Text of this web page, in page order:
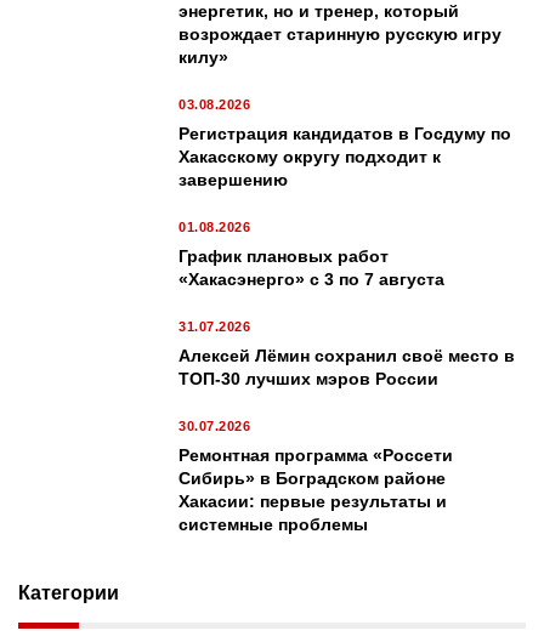
энергетик, но и тренер, который
возрождает старинную русскую игру
килу»
03.08.2026
Регистрация кандидатов в Госдуму по
Хакасскому округу подходит к
завершению
01.08.2026
График плановых работ
«Хакасэнерго» с 3 по 7 августа
31.07.2026
Алексей Лёмин сохранил своё место в
ТОП-30 лучших мэров России
30.07.2026
Ремонтная программа «Россети
Сибирь» в Боградском районе
Хакасии: первые результаты и
системные проблемы
Категории